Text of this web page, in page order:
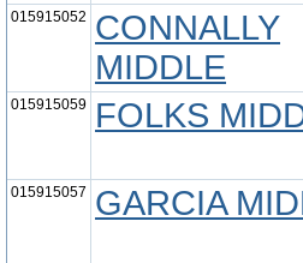
015915052
CONNALLY
MIDDLE
015915059 FOLKS
015915057 GARCIA